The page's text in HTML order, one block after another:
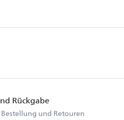
Rückgabe
und Retouren